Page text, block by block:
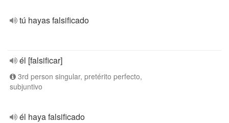
tú hayas falsificado
él [falsificar]
3rd person singular, pretérito perfecto,
subjuntivo
él haya falsificado